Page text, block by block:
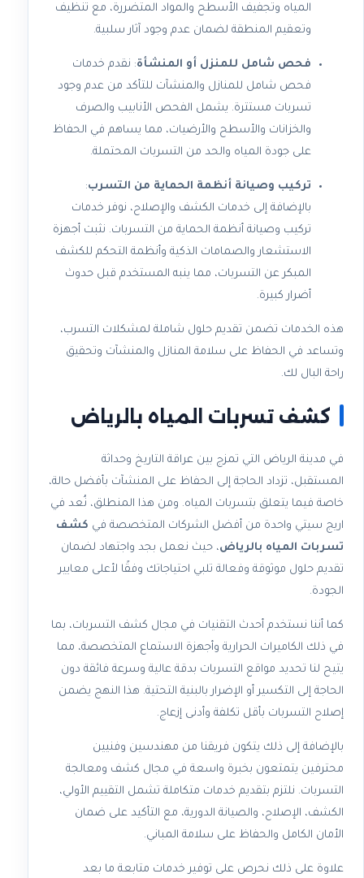
المياه وتجفيف الأسطح والمواد المتضررة، مع تنظيف
وتعقيم المنطقة لضمان عدم وجود آثار سلبية.
فحص شامل للمنزل أو المنشأة: نقدم خدمات
فحص شامل للمنازل والمنشآت للتأكد من عدم وجود
تسربات مستترة. يشمل الفحص الأنابيب والصرف
والخزانات والأسطح والأرضيات، مما يساهم في الحفاظ
على جودة المياه والحد من التسربات المحتملة.
تركيب وصيانة أنظمة الحماية من التسرب:
بالإضافة إلى خدمات الكشف والإصلاح، نوفر خدمات
تركيب وصيانة أنظمة الحماية من التسربات. نثبت أجهزة
الاستشعار والصمامات الذكية وأنظمة التحكم للكشف
المبكر عن التسربات، مما ينبه المستخدم قبل حدوث
أضرار كبيرة.
هذه الخدمات تضمن تقديم حلول شاملة لمشكلات التسرب،
وتساعد في الحفاظ على سلامة المنازل والمنشآت وتحقيق
راحة البال لك.
كشف تسربات المياه بالرياض
في مدينة الرياض التي تمزج بين عراقة التاريخ وحداثة
المستقبل، تزداد الحاجة إلى الحفاظ على المنشآت بأفضل حالة،
خاصة فيما يتعلق بتسربات المياه. ومن هذا المنطلق، نُعد في
اريج سيتي واحدة من أفضل الشركات المتخصصة في كشف
تسربات المياه بالرياض، حيث نعمل بجد واجتهاد لضمان
تقديم حلول موثوقة وفعالة تلبي احتياجاتك وفقًا لأعلى معايير
الجودة.
كما أننا نستخدم أحدث التقنيات في مجال كشف التسربات، بما
في ذلك الكاميرات الحرارية وأجهزة الاستماع المتخصصة، مما
يتيح لنا تحديد مواقع التسربات بدقة عالية وسرعة فائقة دون
الحاجة إلى التكسير أو الإضرار بالبنية التحتية. هذا النهج يضمن
إصلاح التسربات بأقل تكلفة وأدنى إزعاج.
بالإضافة إلى ذلك يتكون فريقنا من مهندسين وفنيين
محترفين يتمتعون بخبرة واسعة في مجال كشف ومعالجة
التسربات. نلتزم بتقديم خدمات متكاملة تشمل التقييم الأولي،
الكشف، الإصلاح، والصيانة الدورية، مع التأكيد على ضمان
الأمان الكامل والحفاظ على سلامة المباني.
علاوة على ذلك نحرص على توفير خدمات متابعة ما بعد